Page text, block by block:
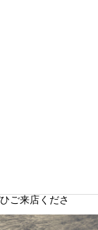
ご来店くださ